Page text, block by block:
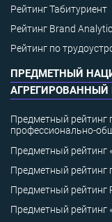
Рейтинг Табитуриент
Рейтинг Brand
Рейтинг по
ПРЕДМЕТНЫЙ
АГРЕГИРОВАННЫЙ
Предметный рейтинг
профессионально-
Предметный рейтинг
Предметный рейтинг
Предметный рейтинг
Предметный рейтинг